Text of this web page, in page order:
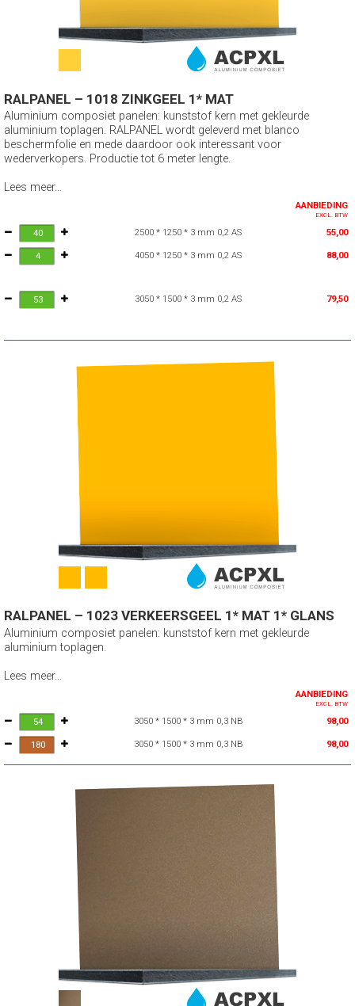
RALPANEL – 1018 ZINKGEEL 1* MAT
Aluminium composiet panelen: kunststof kern met gekleurde
aluminium toplagen. RALPANEL wordt geleverd met blanco
beschermfolie en mede daardoor ook interessant voor
wederverkopers. Productie tot 6 meter lengte.
Lees meer...
AANBIEDING
EXCL. BTW
2500 * 1250 * 3 mm 0,2 AS 55,00
4050 * 1250 * 3 mm 0,2 AS 88,00
3050 * 1500 * 3 mm 0,2 AS 79,50
RALPANEL – 1023 VERKEERSGEEL 1* MAT 1* GLANS
Aluminium composiet panelen: kunststof kern met gekleurde
aluminium toplagen.
Lees meer...
AANBIEDING
EXCL. BTW
3050 * 1500 * 3 mm 0,3 NB 98,00
3050 * 1500 * 3 mm 0,3 NB 98,00